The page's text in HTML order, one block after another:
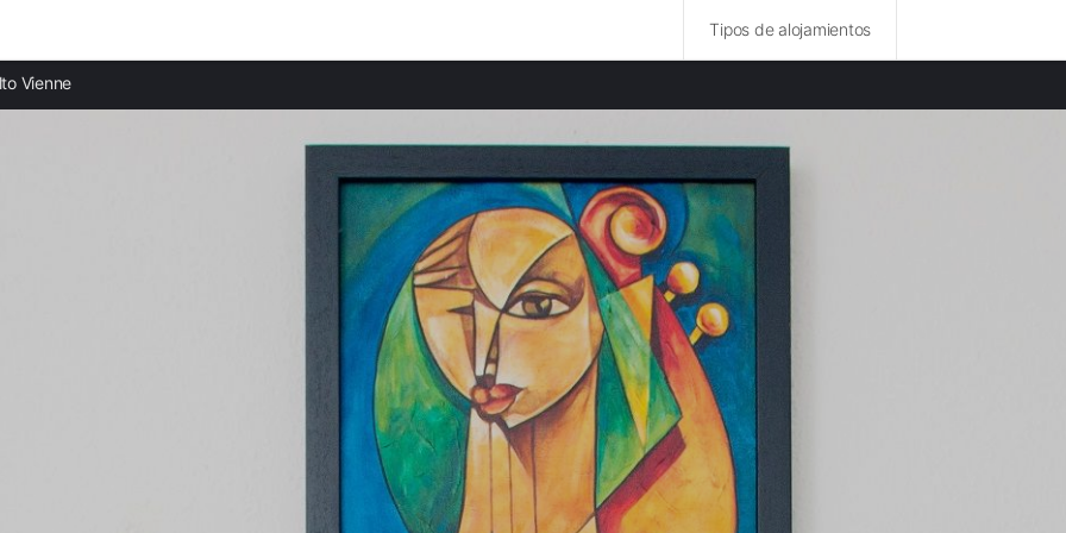
Tipos de alojamientos
Casas rurales en Limoges
Casas rurales en Aixe-sur-Vienne
Casas rurales en Corrèze provincia
Casas rurales en Creuse provincia
Casas rurales en Dordoña provincia
Casas rurales en Charente provincia
Casas rurales en Indre provincia
Casas rurales en Cantal provincia
Vienne